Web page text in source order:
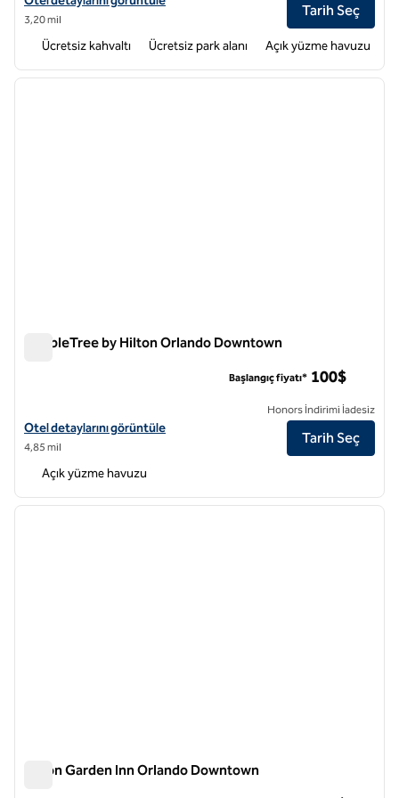
3,20 mil
Tarih Seç
Ücretsiz kahvaltı Ücretsiz park alanı Açık yüzme havuzu
1 / 11
DoubleTree by Hilton Orlando Downtown
DoubleTree by Hilton Orlando Downtown için otel detaylarını
Otel detaylarını görüntüle
4,85 mil
Başlangıç fiyatı* 100$
Honors İndirimi İadesiz
Tarih Seç
Açık yüzme havuzu
1 / 12
Hilton Garden Inn Orlando Downtown